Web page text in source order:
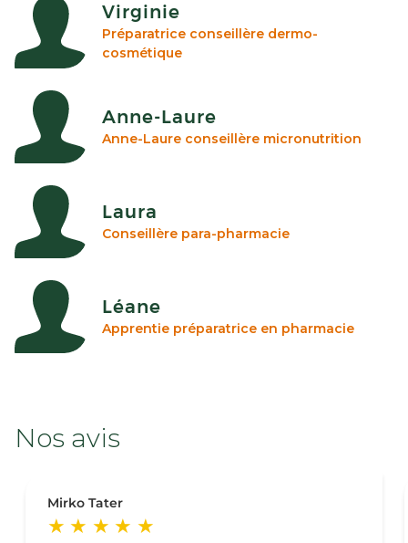
Virginie
Préparatrice conseillère dermo-
cosmétique
Anne-Laure
Anne-Laure conseillère micronutrition
Laura
Conseillère para-pharmacie
Léane
Apprentie préparatrice en pharmacie
Nos avis
Mirko Tater